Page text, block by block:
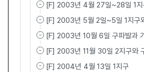
[F] 2003년 4월 27일~28일 1지
[F] 2003년 5월 2일~5일 1지구
[F] 2003년 10월 6일 구파발과
[F] 2003년 11월 30일 2지구와
[F] 2004년 4월 13일 1지구